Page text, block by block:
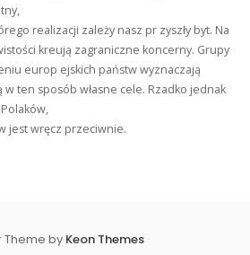
realizacji zależy nasz pr zyszły byt. Na
kreują zagraniczne koncerny. Grupy
europ ejskich państw wyznaczają
w ten sposób własne cele. Rzadko jednak
jest wręcz przeciwnie.
Theme by Keon Themes